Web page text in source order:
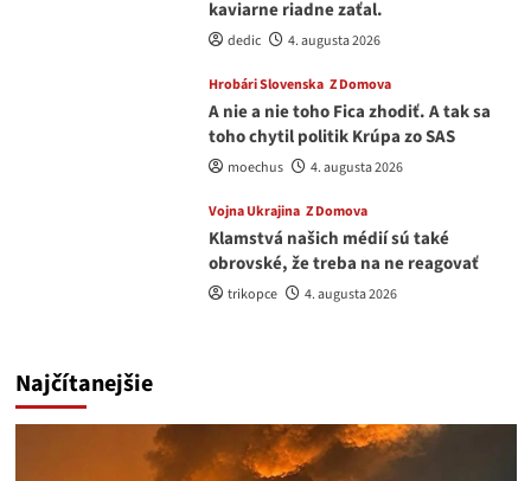
kaviarne riadne zaťal.
dedic 4. augusta 2026
Hrobári Slovenska Z Domova
A nie a nie toho Fica zhodiť. A tak sa
toho chytil politik Krúpa zo SAS
moechus 4. augusta 2026
Vojna Ukrajina Z Domova
Klamstvá našich médií sú také
obrovské, že treba na ne reagovať
trikopce 4. augusta 2026
Najčítanejšie